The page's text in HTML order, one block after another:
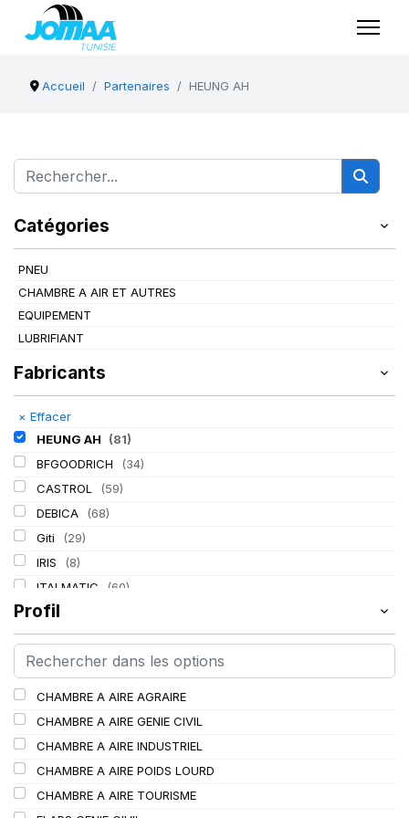
Accueil Partenaires HEUNG AH
Catégories
PNEU
CHAMBRE A AIR ET AUTRES
EQUIPEMENT
LUBRIFIANT
Fabricants
× Effacer
HEUNG AH
(81)
BFGOODRICH
(34)
CASTROL
(59)
DEBICA
(68)
Giti
(29)
IRIS
(8)
ITALMATIC
(60)
KLEBER
LASSA (174)
LING LONG
(152)
Profil
CHAMBRE A AIRE AGRAIRE
CHAMBRE A AIRE GENIE CIVIL
CHAMBRE A AIRE INDUSTRIEL
CHAMBRE A AIRE POIDS LOURD
CHAMBRE A AIRE TOURISME